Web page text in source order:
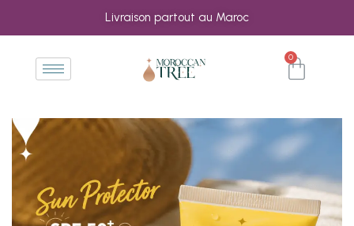
Livraison partout au Maroc
0